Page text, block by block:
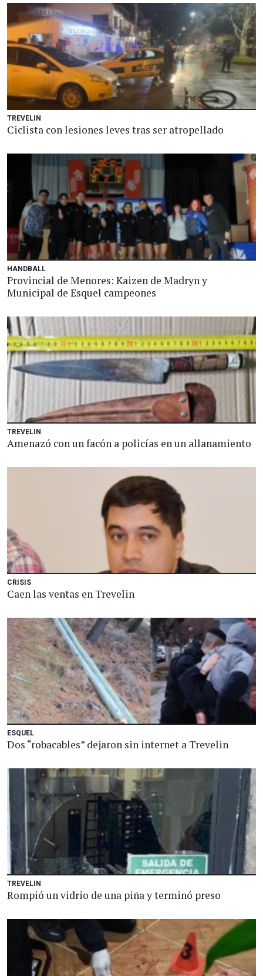
TREVELIN
Ciclista con lesiones leves tras ser atropellado
HANDBALL
Provincial de Menores: Kaizen de Madryn y
Municipal de Esquel campeones
TREVELIN
Amenazó con un facón a policías en un allanamiento
CRISIS
Caen las ventas en Trevelin
ESQUEL
Dos “robacables” dejaron sin internet a Trevelin
TREVELIN
Rompió un vidrio de una piña y terminó preso